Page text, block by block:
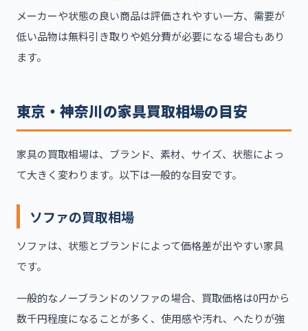
メーカーや状態の良い商品は評価されやすい一方、需要が
低い品物は無料引き取りや処分費が必要になる場合もあり
ます。
東京・神奈川の家具買取相場の目安
家具の買取相場は、ブランド、素材、サイズ、状態によっ
て大きく変わります。以下は一般的な目安です。
ソファの買取相場
ソファは、状態とブランドによって価格差が出やすい家具
です。
一般的なノーブランドのソファの場合、買取価格は0円から
数千円程度になることが多く、使用感や汚れ、へたりが強